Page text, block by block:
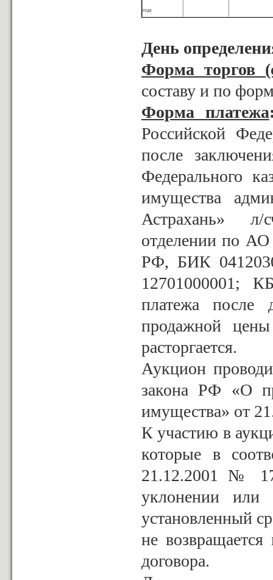
года
День
Форма торгов
составу и по
Форма платежа
Российской
после
Федерального
имущества
Астрахань» л/
отделении по АО
РФ, БИК
12701000001;
платежа после
продажной цены
расторгается.
Аукцион
закона РФ «О
имущества» от
К участию в
которые в
21.12.2001 №
уклонении или
установленный
не
договора.